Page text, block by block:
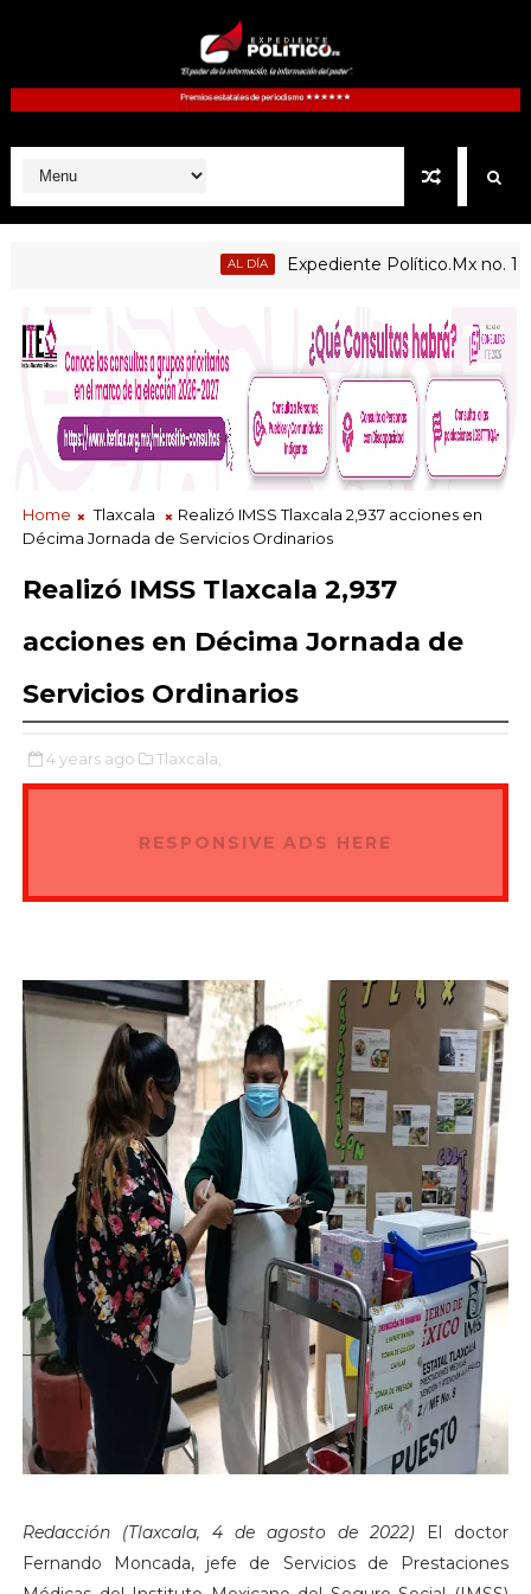
Expediente Político.Mx no. 1125
Home Tlaxcala
Realizó IMSS Tlaxcala 2,937 acciones en
Décima Jornada de Servicios Ordinarios
Realizó IMSS Tlaxcala 2,937
acciones en Décima Jornada de
Servicios Ordinarios
4 years ago Tlaxcala,
RESPONSIVE ADS HERE
Redacción (Tlaxcala, 4 de agosto de 2022)
El doctor
Fernando Moncada, jefe de Servicios de Prestaciones